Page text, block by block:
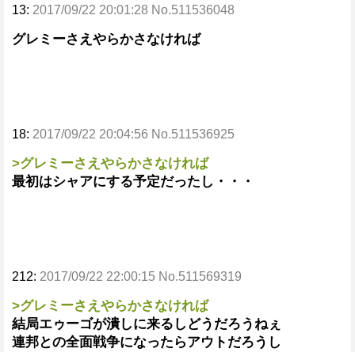
13: 2017/09/22 20:01:28 No.511536048
グレミーさえやらかさなければ
18: 2017/09/22 20:04:56 No.511536925
>グレミーさえやらかさなければ
最初はシャアにする予定だったし・・・
212: 2017/09/22 22:00:15 No.511569319
>グレミーさえやらかさなければ
結局エゥーゴが潰しに来るしどうだろうねぇ
連邦との全面戦争になったらアウトだろうし